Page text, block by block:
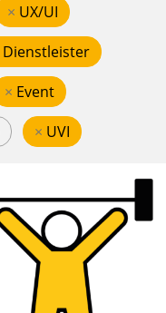
× UX/UI
Dienstleister
× Event
× UVI